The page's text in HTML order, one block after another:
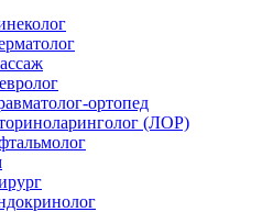
ортопед
(ЛОР)